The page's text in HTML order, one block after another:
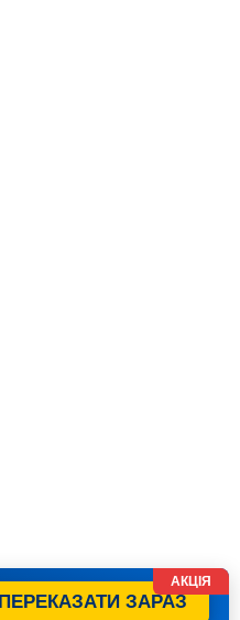
ПЕРЕКАЗАТИ ЗАРАЗ
АКЦІЯ